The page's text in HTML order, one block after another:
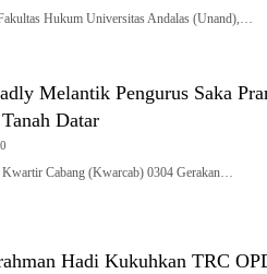
Hukum Universitas Andalas (Unand),…
Melantik Pengurus Saka
Datar
Cabang (Kwarcab) 0304 Gerakan…
Hadi Kukuhkan TRC